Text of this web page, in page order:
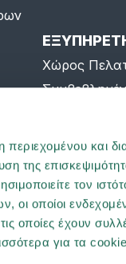
περιεχομένου και
της
τον
οι οποίοι
οποίες έχουν
για τα
Χώρος